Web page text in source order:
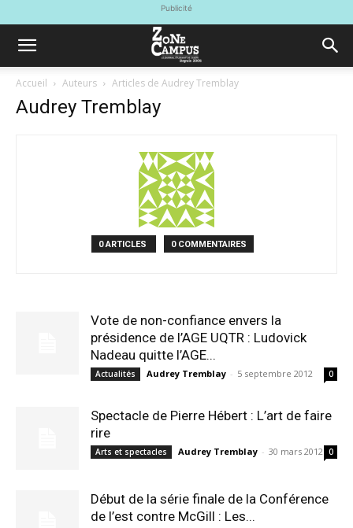
Publicité
Accueil Auteurs Articles de Audrey Tremblay
Audrey Tremblay
0 ARTICLES 0 COMMENTAIRES
Vote de non-confiance envers la
présidence de l’AGE UQTR : Ludovick
Nadeau quitte l’AGE...
Actualités Audrey Tremblay - 5 septembre 2012 0
Spectacle de Pierre Hébert : L’art de faire
rire
Arts et spectacles Audrey Tremblay - 30 mars 2012 0
Début de la série finale de la Conférence
de l’est contre McGill : Les...